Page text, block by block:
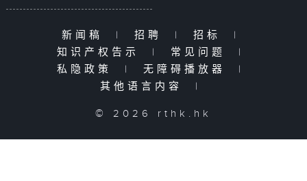
新闻稿 | 招聘 | 招标
|
知识产权告示
| 常见问题
|
私隐政策
| 无障碍播放器
|
其他语言内容
|
© 2026 rthk.hk